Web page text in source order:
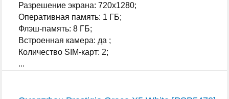
Разрешение экрана: 720x1280;
Оперативная память: 1 ГБ;
Флэш-память: 8 ГБ;
Встроенная камера: да ;
Количество SIM-карт: 2;
...